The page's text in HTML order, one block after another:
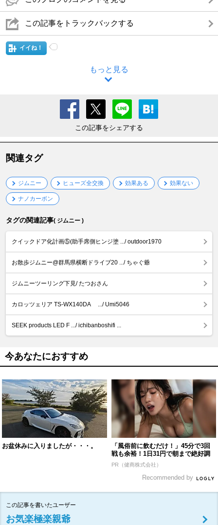
この記事をトラックバックする
イイね！
もっと見る
この記事をシェアする
関連タグ
ジムニー ヒューズ全交換 効果ある 効果ない
ナノカーボン
タグの関連記事( ジムニー )
クイックドア化計画⑤(助手席側ヒンジ塗 .../ outdoor1970
お散歩ジムニー@群馬県横断ドライブ20 .../ ちゃぐ爺
ジムニーツーリング下見/ たつおさん
カロッツェリア TS-WX140DA .../ Umi5046
SEEK products LED F .../ ichibanboshifi ...
今あなたにおすすめ
お盆休みに入りましたが・・・。
「風俗前に飲むだけ！」45分で3回
戦も余裕！1日31円で朝まで絶好調
PR（健商株式会社）
Recommended by
この記事を書いたユーザー
お気楽極楽親爺